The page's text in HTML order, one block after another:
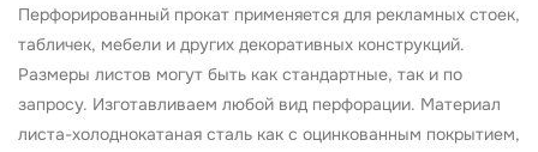
Перфорированный прокат применяется для рекламных стоек,
табличек, мебели и других декоративных конструкций.
Размеры листов могут быть как стандартные, так и по
запросу. Изготавливаем любой вид перфорации. Материал
листа-холоднокатаная сталь как с оцинкованным покрытием,